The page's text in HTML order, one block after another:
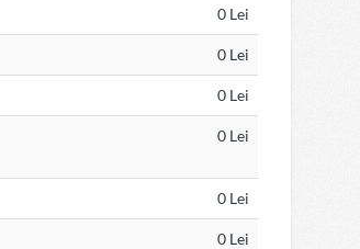
0 Lei
0 Lei
0 Lei
0 Lei
0 Lei
0 Lei